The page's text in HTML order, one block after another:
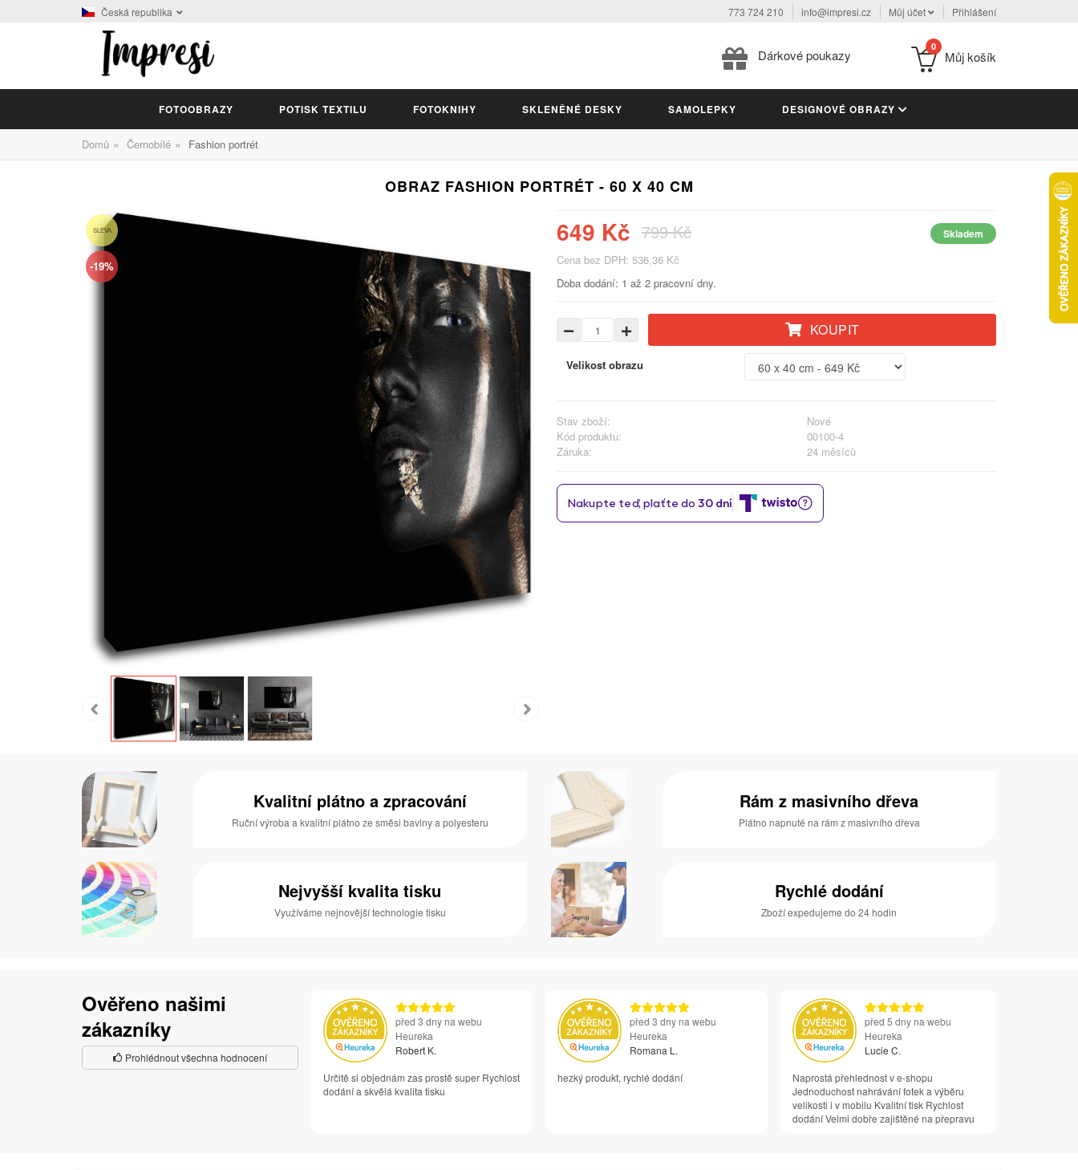
Česká republika 773 724 210 info@impresi.cz Můj účet Přihlášení
Dárkové poukazy
0
Můj košík
FOTOOBRAZY POTISK TEXTILU FOTOKNIHY SKLENĚNÉ DESKY SAMOLEPKY DESIGNOVÉ OBRAZY
Domů » Černobílé » Fashion portrét
OBRAZ FASHION PORTRÉT - 60 X 40 CM
SLEVA
-19%
649 Kč 799 Kč Skladem
Cena bez DPH: 536,36 Kč
Doba dodání: 1 až 2 pracovní dny.
KOUPIT
Velikost obrazu
Stav zboží:
Nové
Kód produktu:
00100-4
Záruka:
24 měsíců
Kvalitní plátno a zpracování
Ruční výroba a kvalitní plátno ze směsi bavlny a polyesteru
Rám z masivního dřeva
Plátno napnuté na rám z masivního dřeva
Nejvyšší kvalita tisku
Využíváme nejnovější technologie tisku
Rychlé dodání
Zboží expedujeme do 24 hodin
Ověřeno našimi
zákazníky
Prohlédnout všechna hodnocení
před 3 dny na webu
Heureka
Robert K.
Určitě si objednám zas prostě super Rychlost
dodání a skvělá kvalita tisku
před 3 dny na webu
Heureka
Romana L.
hezký produkt, rychlé dodání
před 5 dny na webu
Heureka
Lucie C.
Naprostá přehlednost v e-shopu
Jednoduchost nahrávání fotek a výběru
velikosti i v mobilu Kvalitní tisk Rychlost
dodání Velmi dobře zajištěné na přepravu